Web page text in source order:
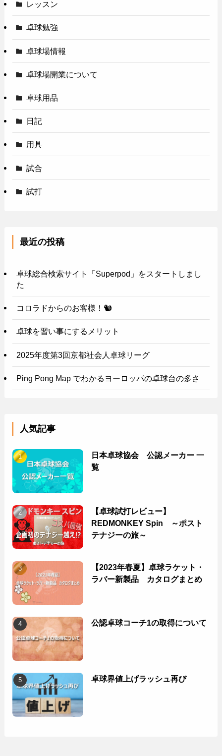
レッスン
卓球勉強
卓球場情報
卓球場開業について
卓球用品
日記
用具
試合
試打
最近の投稿
卓球総合検索サイト「Superpod」をスタートしまし
た
コロラドからのお客様！🐿️
卓球を習い事にするメリット
2025年度第3回京都社会人卓球リーグ
Ping Pong Map でわかるヨーロッパの卓球台の多さ
人気記事
日本卓球協会 公認メーカー 一
覧
【卓球試打レビュー】
REDMONKEY Spin ～ポスト
テナジーの旅～
【2023年春夏】卓球ラケット・
ラバー新製品 カタログまとめ
公認卓球コーチ1の取得について
卓球界値上げラッシュ再び